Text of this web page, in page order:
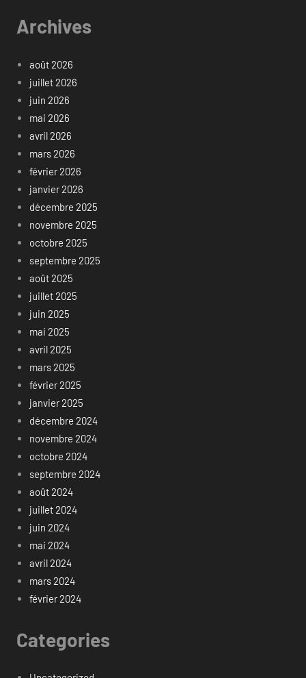
Archives
août 2026
juillet 2026
juin 2026
mai 2026
avril 2026
mars 2026
février 2026
janvier 2026
décembre 2025
novembre 2025
octobre 2025
septembre 2025
août 2025
juillet 2025
juin 2025
mai 2025
avril 2025
mars 2025
février 2025
janvier 2025
décembre 2024
novembre 2024
octobre 2024
septembre 2024
août 2024
juillet 2024
juin 2024
mai 2024
avril 2024
mars 2024
février 2024
Categories